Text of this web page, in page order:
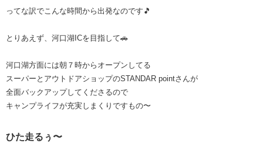
ってな訳でこんな時間から出発なのです🎵
とりあえず、河口湖ICを目指して🚗
河口湖方面には朝７時からオープンしてる
スーパーとアウトドアショップのSTANDAR pointさんが
全面バックアップしてくださるので
キャンプライフが充実しまくりですもの〜
ひた走るぅ〜